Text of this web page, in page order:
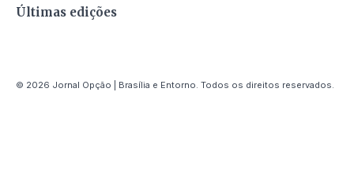
Últimas edições
© 2026 Jornal Opção | Brasília e Entorno. Todos os direitos reservados.